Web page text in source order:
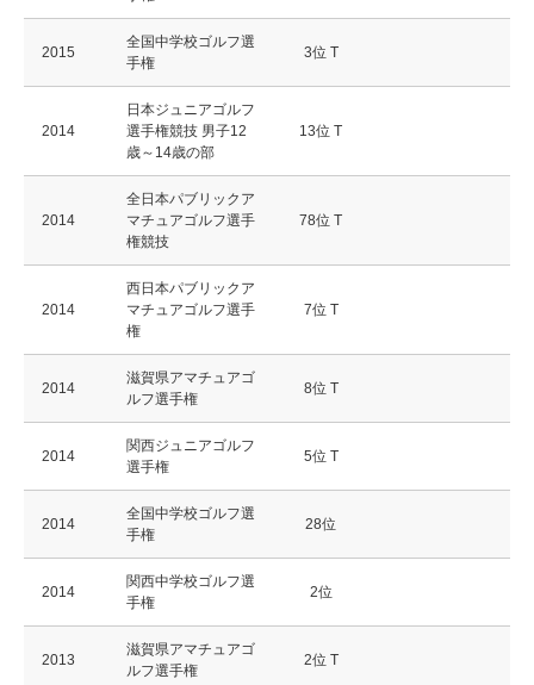
2015
全国中学校ゴルフ選
手権
3位 T
2014
日本ジュニアゴルフ
選手権競技 男子12
歳～14歳の部
13位 T
2014
全日本パブリックア
マチュアゴルフ選手
権競技
78位 T
2014
西日本パブリックア
マチュアゴルフ選手
権
7位 T
2014
滋賀県アマチュアゴ
ルフ選手権
8位 T
2014
関西ジュニアゴルフ
選手権
5位 T
2014
全国中学校ゴルフ選
手権
28位
2014
関西中学校ゴルフ選
手権
2位
2013
滋賀県アマチュアゴ
ルフ選手権
2位 T